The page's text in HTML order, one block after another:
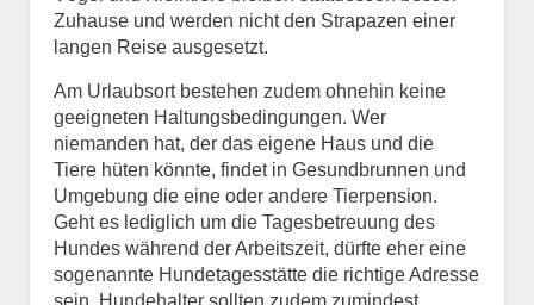
Zuhause und werden nicht den Strapazen einer
langen Reise ausgesetzt.
Am Urlaubsort bestehen zudem ohnehin keine
geeigneten Haltungsbedingungen. Wer
niemanden hat, der das eigene Haus und die
Tiere hüten könnte, findet in Gesundbrunnen und
Umgebung die eine oder andere Tierpension.
Geht es lediglich um die Tagesbetreuung des
Hundes während der Arbeitszeit, dürfte eher eine
sogenannte Hundetagesstätte die richtige Adresse
sein. Hundehalter sollten zudem zumindest